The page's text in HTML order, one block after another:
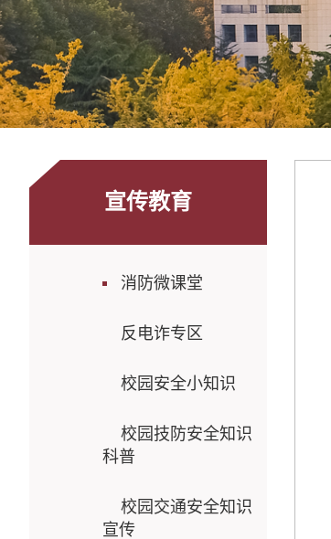
宣传教育
消防微课堂
反电诈专区
校园安全小知识
校园技防安全知识
科普
校园交通安全知识
宣传